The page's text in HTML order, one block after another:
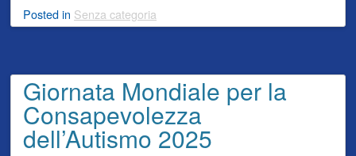
Postedin Senza categoria
Giornata Mondiale per la
Consapevolezza
dell’Autismo 2025